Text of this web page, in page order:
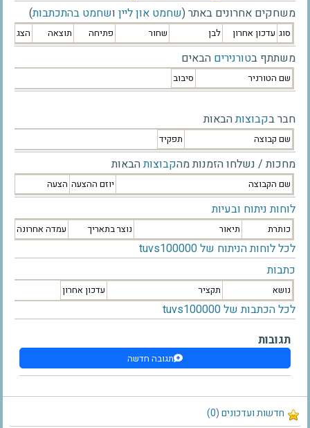
חדשות ועדכונים (0)
משחקים אחרונים באתר (שחמט און ליין ושחמט בהתכתבות)
סוג עדכון אחרון לבן שחור פתיחה תוצאה הצג
משתתף בטורנירים הבאים
שם הטורניר סיבוב
חבר בקבוצותהבאות
שם קבוצה תפקיד
מחכות / נשלחו הזמנות מהקבוצותהבאות
שם הקבוצה יוזם ההצעה הצעה
לוחות ניתוח ובעיות
כותרת תיאור נוצר בתאריך עמדה אחרונה
לכל לוחות הניתוח של tuvs100000
כתבות
נושא תקציר עדכון אחרון
לכל הכתבות של tuvs100000
תגובות
תגובה חדשה